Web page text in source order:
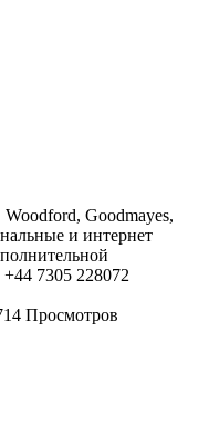
Goodmayes,
и интернет
7305 228072
Просмотров